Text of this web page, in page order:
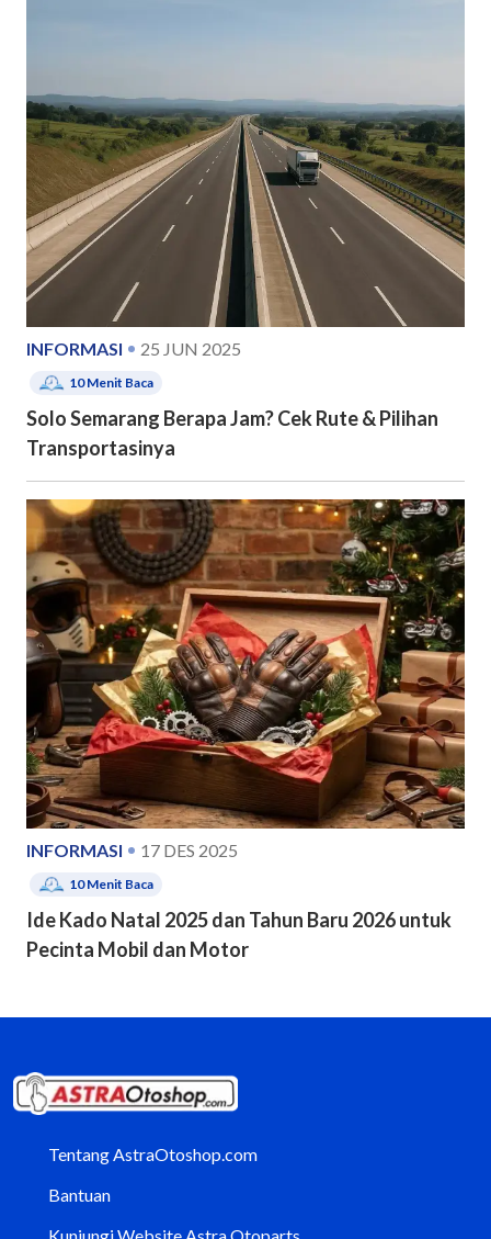
INFORMASI 25 JUN 2025
10Menit Baca
Solo Semarang Berapa Jam? Cek Rute & Pilihan
Transportasinya
INFORMASI 17 DES 2025
10Menit Baca
Ide Kado Natal 2025 dan Tahun Baru 2026 untuk
Pecinta Mobil dan Motor
Tentang AstraOtoshop.com
Bantuan